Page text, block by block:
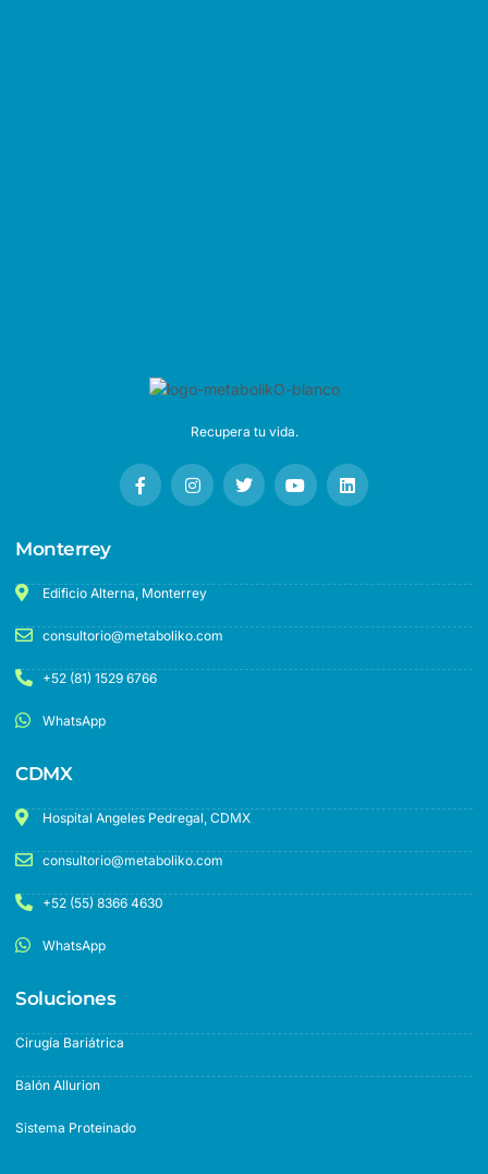
Recupera tu vida.
Monterrey
Edificio Alterna, Monterrey
consultorio@metaboliko.com
+52 (81) 1529 6766
WhatsApp
CDMX
Hospital Angeles Pedregal, CDMX
consultorio@metaboliko.com
+52 (55) 8366 4630
WhatsApp
Soluciones
Cirugía Bariátrica
Balón Allurion
Sistema Proteinado